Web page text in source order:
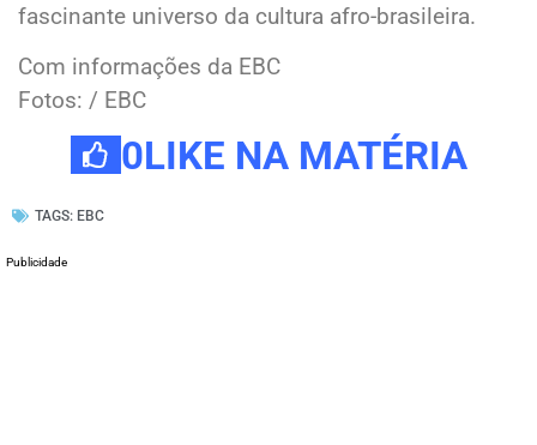
fascinante universo da cultura afro-brasileira.
Com informações da EBC
Fotos: / EBC
0LIKE NA MATÉRIA
TAGS: EBC
Publicidade